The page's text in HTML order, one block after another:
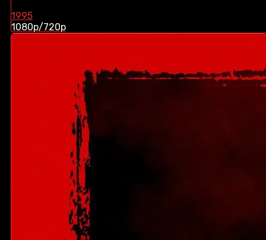
1995
1080p/720p